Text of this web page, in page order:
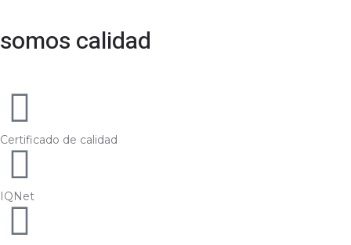
somos calidad
Certificado de calidad
IQNet